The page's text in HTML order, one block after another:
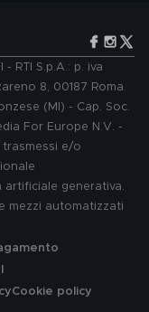
RTI S.p.A.: p. iva
8, 00187 Roma.
(MI) - Cap. Soc.
For Europe N.V. -
e/o
artificiale generativa.
mezzi automatizzati
Cookie policy